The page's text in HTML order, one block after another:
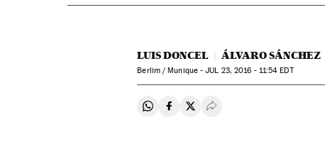
LUIS DONCEL ÁLVARO SÁNCHEZ
Berlim / Munique -JUL 23, 2016 - 11:54 EDT
Compartir en Whatsapp
Compartir en Facebook
Compartir en Twitter
Desplegar Redes